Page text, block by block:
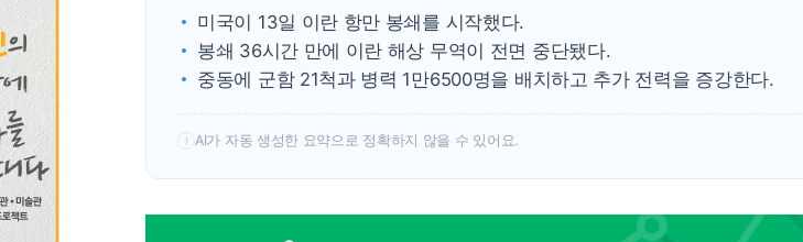
미국이 13일 이란 항만 봉쇄를 시작했다.
봉쇄 36시간 만에 이란 해상 무역이 전면 중단됐다.
중동에 군함 21척과 병력 1만6500명을 배치하고 추가 전력을 증강한다.
! AI가 자동 생성한 요약으로 정확하지 않을 수 있어요.